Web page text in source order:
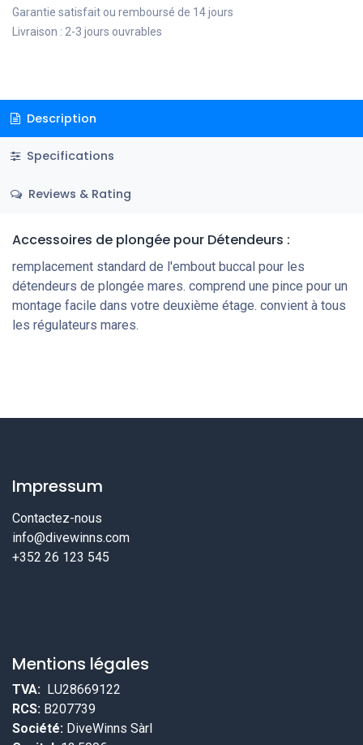
Garantie satisfait ou remboursé de 14 jours
Livraison : 2-3 jours ouvrables
Description
Specifications
Reviews & Rating
Accessoires de plongée pour Détendeurs :
remplacement standard de l'embout buccal pour les
détendeurs de plongée mares. comprend une pince pour un
montage facile dans votre deuxième étage. convient à tous
les régulateurs mares.
Impressum
Contactez-nous
info@divewinns.com
+352 26 123 545
Mentions légales
TVA: LU28669122
RCS: B207739
Société: DiveWinns Sàrl